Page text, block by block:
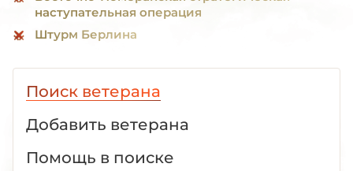
наступательная операция
Штурм Берлина
Поиск ветерана
Добавить ветерана
Помощь в поиске